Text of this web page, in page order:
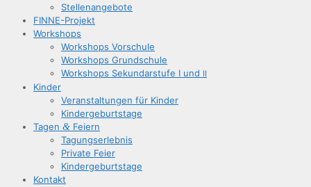
Stel­len­an­ge­bo­te
FIN­­NE-Pro­­jekt
Work­shops
Work­shops Vorschule
Work­shops Grundschule
Work­shops Sekun­dar­stu­fe I und II
Kin­der
Ver­an­stal­tun­gen für Kinder
Kin­der­ge­burts­ta­ge
Tagen & Feiern
Tagungs­er­leb­nis
Pri­va­te Feier
Kin­der­ge­burts­ta­ge
Kon­takt